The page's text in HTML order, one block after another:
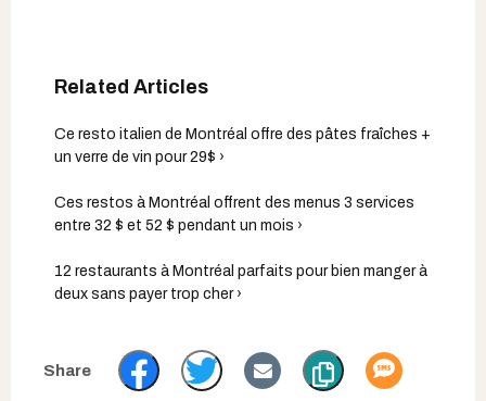
Ce resto italien de Montréal offre des pâtes fraîches +
un verre de vin pour 29$ ›
Ces restos à Montréal offrent des menus 3 services
entre 32 $ et 52 $ pendant un mois ›
12 restaurants à Montréal parfaits pour bien manger à
deux sans payer trop cher ›